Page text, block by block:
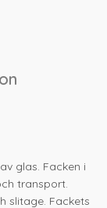
glas. Facken i
transport.
slitage. Fackets